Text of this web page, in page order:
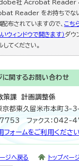
Adobe社 Acrobat Reader
Reader をお持ちでな
布されていますので、 こち
ウィンドウで開きます）ダウ
してください。
に関するお問い合わせ
策課 計画調整係
都東久留米市本町3-
ファクス：042-
ォームをご利用ください
ジへ戻る トップペー